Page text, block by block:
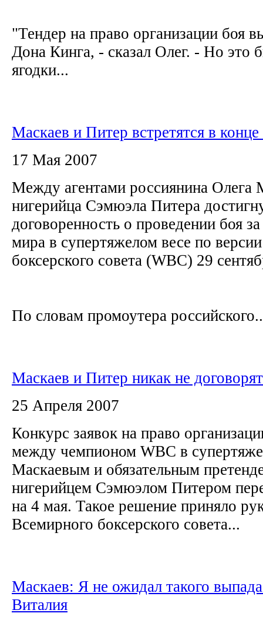
"Тендер на право организации боя
Дона Кинга, - сказал Олег. - Но это
ягодки...
Маскаев и Питер встретятся в конце
17 Мая 2007
Между агентами россиянина Олега
нигерийца Сэмюэла Питера
договоренность о проведении боя
мира в супертяжелом весе по
боксерского совета (WBC) 29
По словам промоутера
Маскаев и Питер никак не
25 Апреля 2007
Конкурс заявок на право
между чемпионом WBC в
Маскаевым и обязательным
нигерийцем Сэмюэлом Питером
на 4 мая. Такое решение приняло
Всемирного боксерского совета...
Маскаев: Я не ожидал такого
Виталия